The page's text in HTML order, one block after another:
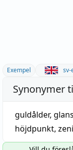
Exempel sv-
Synonymer
guldålder,
höjdpunkt,